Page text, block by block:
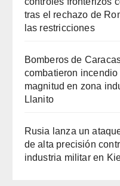
tras el rechazo de
las restricciones
Bomberos de
combatieron incendio
magnitud en zona
Llanito
Rusia lanza un
de alta precisión
industria militar en